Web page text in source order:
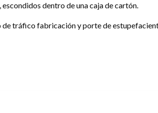
dentro de una caja de cartón.
tráfico fabricación y porte de